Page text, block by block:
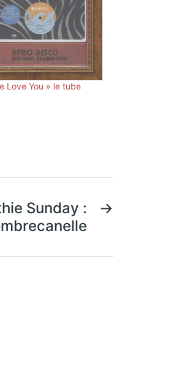
Love You » le tube
→
Sunday :